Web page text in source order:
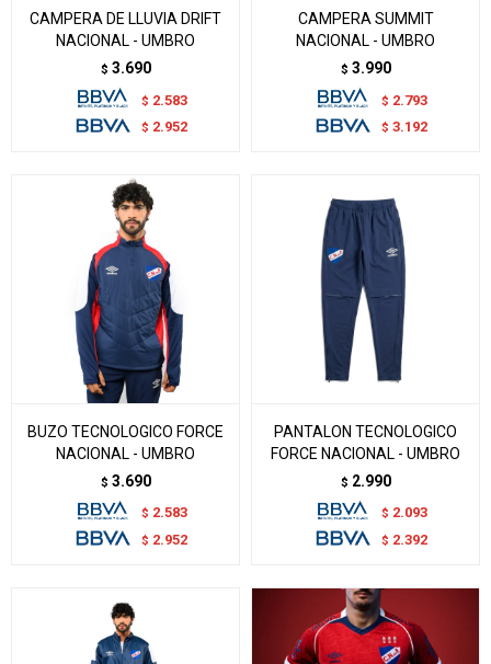
CAMPERA DE LLUVIA DRIFT
NACIONAL - UMBRO
$ 3.690
$ 2.583
$ 2.952
CAMPERA SUMMIT
NACIONAL - UMBRO
$ 3.990
$ 2.793
$ 3.192
BUZO TECNOLOGICO FORCE
NACIONAL - UMBRO
$ 3.690
$ 2.583
$ 2.952
PANTALON TECNOLOGICO
FORCE NACIONAL - UMBRO
$ 2.990
$ 2.093
$ 2.392